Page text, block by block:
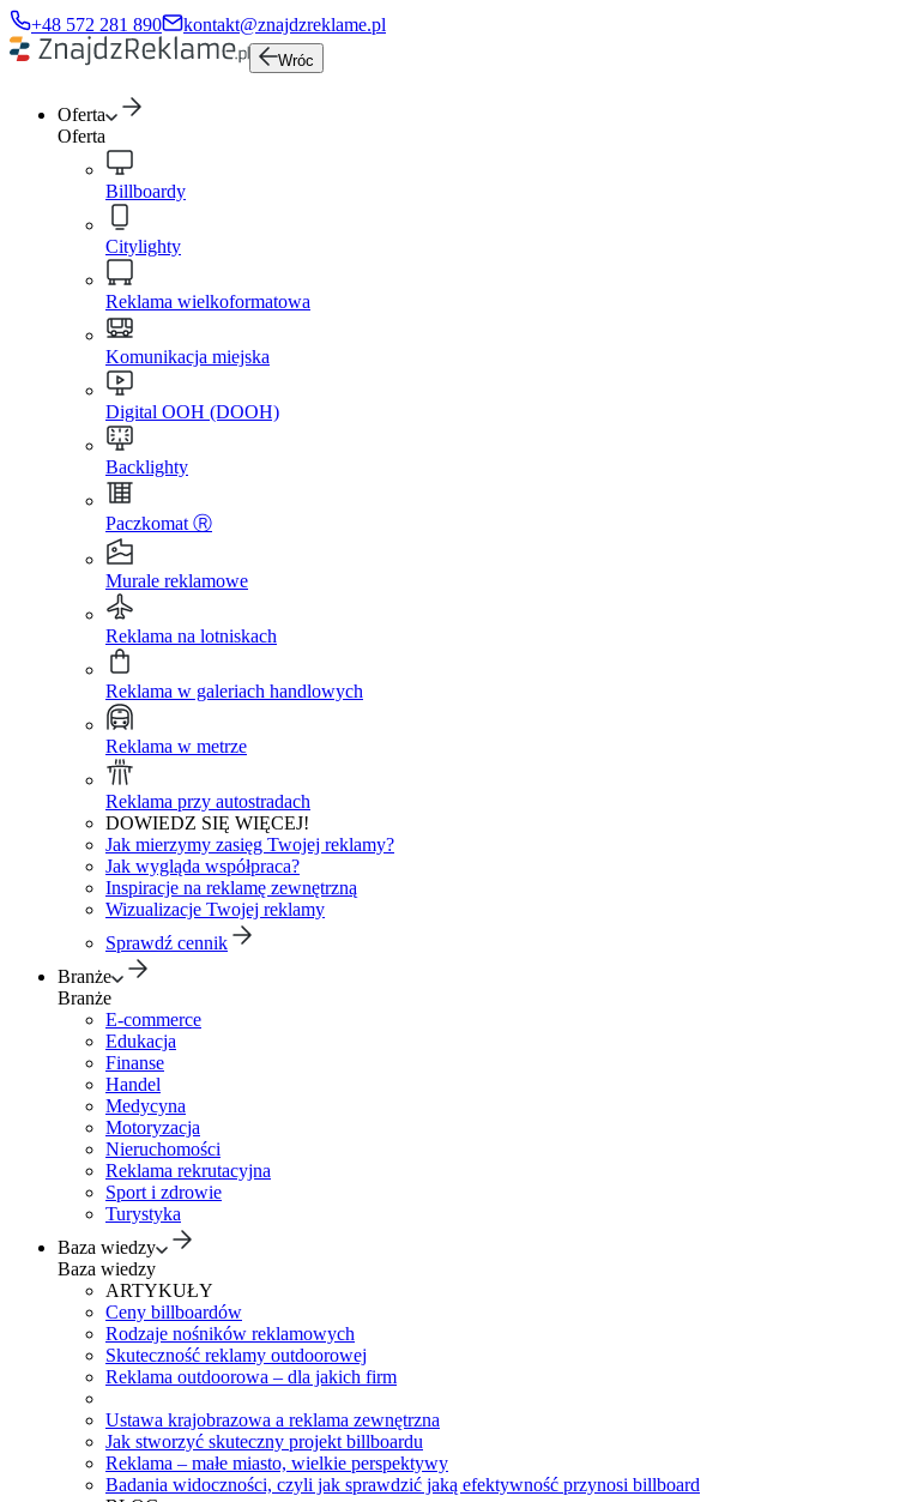
+48 572 281 890 kontakt@znajdzreklame.pl
Wróc
Oferta
Oferta
Billboardy
Citylighty
Reklama wielkoformatowa
Komunikacja miejska
Digital OOH (DOOH)
Backlighty
Paczkomat Ⓡ
Murale reklamowe
Reklama na lotniskach
Reklama w galeriach handlowych
Reklama w metrze
Reklama przy autostradach
DOWIEDZ SIĘ WIĘCEJ!
Jak mierzymy zasięg Twojej reklamy?
Jak wygląda współpraca?
Inspiracje na reklamę zewnętrzną
Wizualizacje Twojej reklamy
Sprawdź cennik
Branże
Branże
E-commerce
Edukacja
Finanse
Handel
Medycyna
Motoryzacja
Nieruchomości
Reklama rekrutacyjna
Sport i zdrowie
Turystyka
Baza wiedzy
Baza wiedzy
ARTYKUŁY
Ceny billboardów
Rodzaje nośników reklamowych
Skuteczność reklamy outdoorowej
Reklama outdoorowa – dla jakich firm
Ustawa krajobrazowa a reklama zewnętrzna
Jak stworzyć skuteczny projekt billboardu
Reklama – małe miasto, wielkie perspektywy
Badania widoczności, czyli jak sprawdzić jaką efektywność przynosi billboard